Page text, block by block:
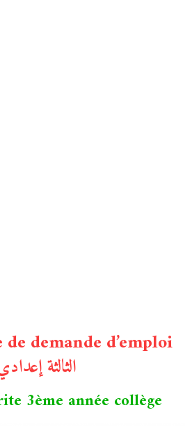
demande d’emploi
الثالثة
3ème année collège